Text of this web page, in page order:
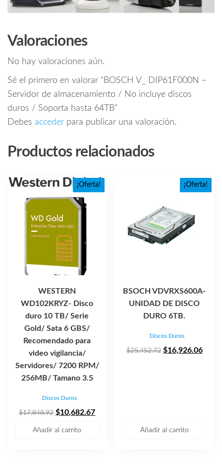
Valoraciones
No hay valoraciones aún.
Sé el primero en valorar “BOSCH V_ DIP61F000N –
Servidor de almacenamiento / No incluye discos
duros / Soporta hasta 64TB”
Debes acceder para publicar una valoración.
Productos relacionados
¡Oferta!
WESTERN
WD102KRYZ- Disco
duro 10 TB/ Serie
Gold/ Sata 6 GBS/
Recomendado para
video vigilancia/
Servidores/ 7200 RPM/
256MB/ Tamano 3.5
Discos Duros
$17,848.92 El
$10,682.67El
Añadir al carrito
¡Oferta!
BSOCH VDVRXS600A-
UNIDAD DE DISCO
DURO 6TB.
Discos Duros
$25,452.72 El
$16,926.06El
Añadir al carrito